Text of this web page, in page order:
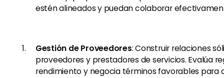
estén alineados y puedan colaborar
Gestión de Proveedores: Construir relaciones
proveedores y prestadores de servicios. Evalúa
rendimiento y negocia términos favorables para